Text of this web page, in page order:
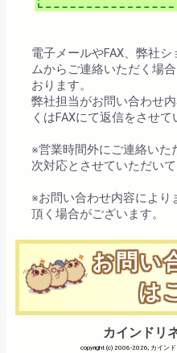
電子メールやFAX、弊社
ムからご連絡いただく場
おります。
弊社担当がお問い合わせ
くはFAXにて返信をさせて
※営業時間外にご連絡いた
次対応とさせていただいて
※お問い合わせ内容により
頂く場合がございます。
お問い
は
カインドリ
copyright (c) 2006-2026, カイン